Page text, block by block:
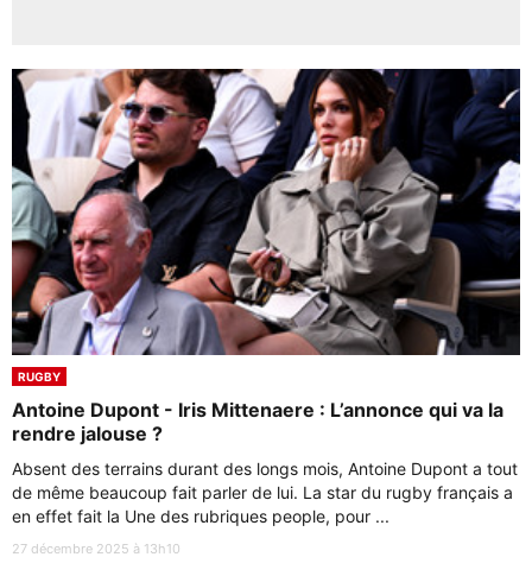
RUGBY
Antoine Dupont - Iris Mittenaere : L’annonce qui va la
rendre jalouse ?
Absent des terrains durant des longs mois, Antoine Dupont a tout
de même beaucoup fait parler de lui. La star du rugby français a
en effet fait la Une des rubriques people, pour ...
27 décembre 2025 à 13h10